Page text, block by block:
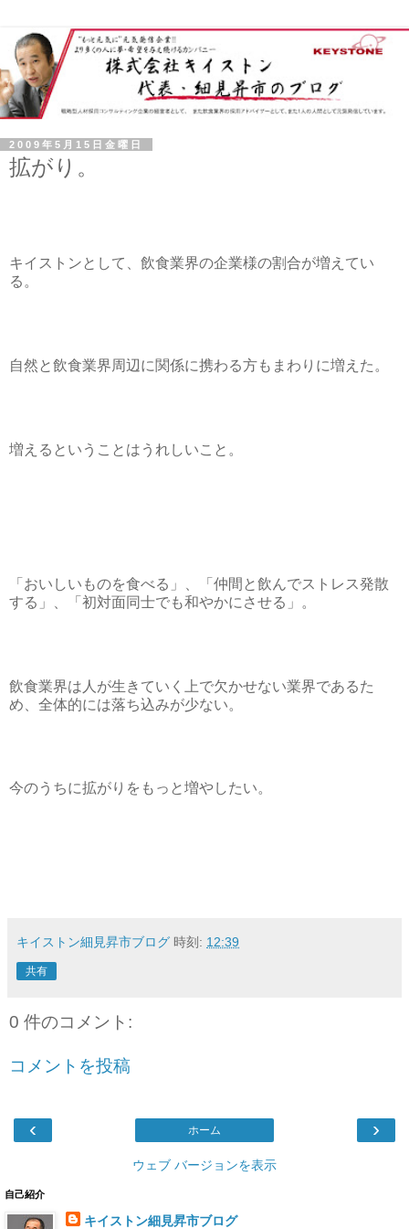
2009年5月15日金曜日
拡がり。
キイストンとして、飲食業界の企業様の割合が増えてい
る。
自然と飲食業界周辺に関係に携わる方もまわりに増えた。
増えるということはうれしいこと。
「おいしいものを食べる」、「仲間と飲んでストレス発散
する」、「初対面同士でも和やかにさせる」。
飲食業界は人が生きていく上で欠かせない業界であるた
め、全体的には落ち込みが少ない。
今のうちに拡がりをもっと増やしたい。
キイストン細見昇市ブログ 時刻: 12:39
共有
0 件のコメント:
コメントを投稿
‹ ›
ホーム
ウェブ バージョンを表示
自己紹介
キイストン細見昇市ブログ